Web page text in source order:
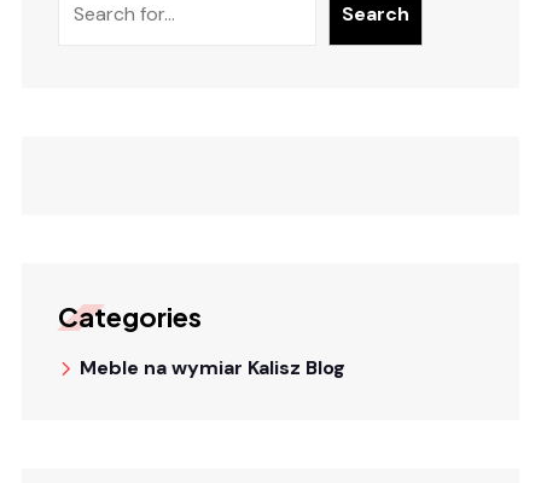
Search
Categories
Meble na wymiar Kalisz Blog